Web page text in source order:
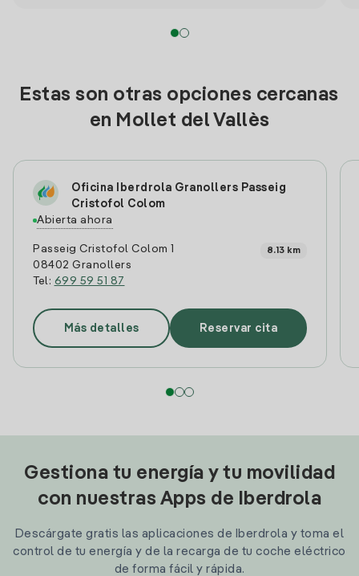
Estas son otras opciones cercanas
en Mollet del Vallès
Oficina Iberdrola Granollers Passeig
Cristofol Colom
Abierta ahora
Passeig Cristofol Colom 1
08402 Granollers
Tel: 699 59 51 87
8.13 km
Más detalles Reservar cita
Gestiona tu energía y tu movilidad
con nuestras Apps de Iberdrola
Descárgate gratis las aplicaciones de Iberdrola y toma el
control de tu energía y de la recarga de tu coche eléctrico
de forma fácil y rápida.